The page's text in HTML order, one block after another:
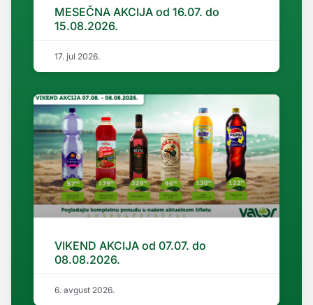
MESEČNA AKCIJA od 16.07. do
15.08.2026.
17. jul 2026.
VIKEND AKCIJA od 07.07. do
08.08.2026.
6. avgust 2026.